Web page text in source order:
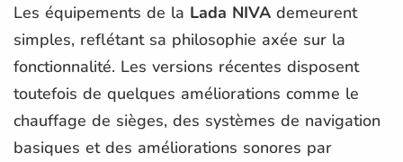
Les équipements de la Lada NIVA demeurent
simples, reflétant sa philosophie axée sur la
fonctionnalité. Les versions récentes disposent
toutefois de quelques améliorations comme le
chauffage de sièges, des systèmes de navigation
basiques et des améliorations sonores par